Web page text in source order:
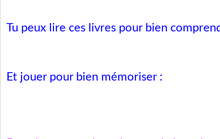
Tu peux lire ces livres pour bien
Et jouer pour bien mémoriser :